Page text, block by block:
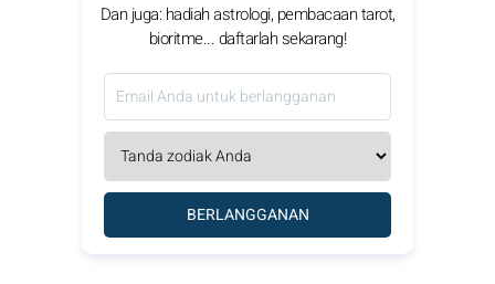
Dan juga: hadiah astrologi, pembacaan tarot,
bioritme... daftarlah sekarang!
BERLANGGANAN